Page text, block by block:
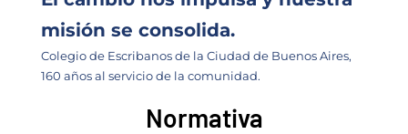
misión se consolida.
Colegio de Escribanos de la Ciudad de Buenos Aires,
160 años al servicio de la comunidad.
Normativa